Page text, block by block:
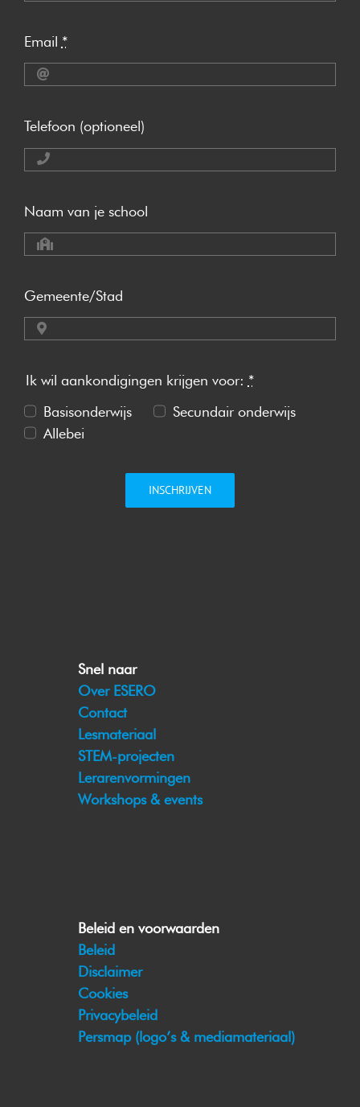
Email *
Telefoon (optioneel)
Naam van je school
Gemeente/Stad
Ik wil aankondigingen krijgen voor: *
Basisonderwijs
Secundair onderwijs
Allebei
INSCHRIJVEN
Snel naar
Over ESERO
Contact
Lesmateriaal
STEM-projecten
Lerarenvormingen
Workshops & events
Beleid en voorwaarden
Beleid
Disclaimer
Cookies
Privacybeleid
Persmap (logo’s & mediamateriaal)